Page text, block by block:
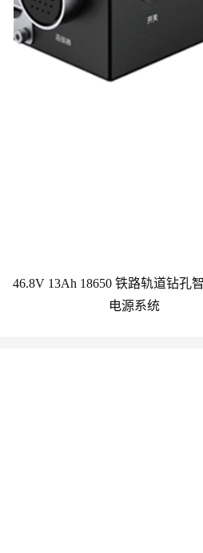
46.8V 13Ah 18650 铁路轨道钻孔
电源系统